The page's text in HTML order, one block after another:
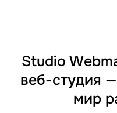
Studio
веб-студия
мир